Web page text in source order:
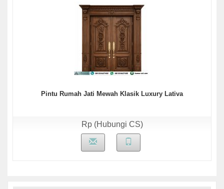
Pintu Rumah Jati Mewah Klasik Luxury Lativa
Rp (Hubungi CS)